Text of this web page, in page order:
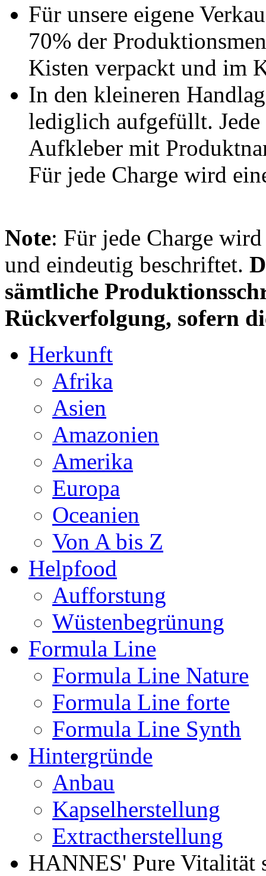
Für unsere eigene
70% der
Kisten verpackt und im
In den kleineren
lediglich aufgefüllt.
Aufkleber mit
Für jede Charge wird
Note: Für jede Charge
und eindeutig beschriftet.
sämtliche
Rückverfolgung, sofern
Herkunft
Afrika
Asien
Amazonien
Amerika
Europa
Oceanien
Von A bis Z
Helpfood
Aufforstung
Wüstenbegrünung
Formula Line
Formula Line Nature
Formula Line forte
Formula Line Synth
Hintergründe
Anbau
Kapselherstellung
Extractherstellung
HANNES' Pure Vitalität